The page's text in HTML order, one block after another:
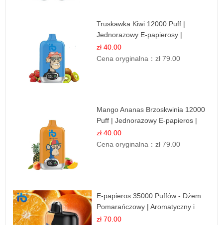
Truskawka Kiwi 12000 Puff |
Jednorazowy E-papierosy |
Owocowa Mieszanka
zł 40.00
Cena oryginalna：zł 79.00
Mango Ananas Brzoskwinia 12000
Puff | Jednorazowy E-papieros |
Tropikalny Smak
zł 40.00
Cena oryginalna：zł 79.00
E-papieros 35000 Puffów - Dżem
Pomarańczowy | Aromatyczny i
Długotrwały
zł 70.00